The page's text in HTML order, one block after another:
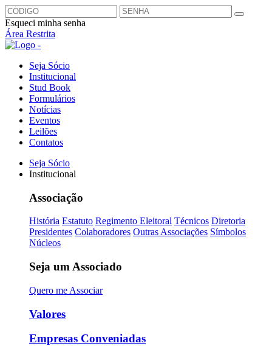
Esqueci minha senha
Área Restrita
Seja Sócio
Institucional
Stud Book
Formulários
Notícias
Eventos
Leilões
Contatos
Seja Sócio
Institucional
Associação
História Estatuto Regimento Eleitoral Técnicos Diretoria
Presidentes Colaboradores Outras Associações Símbolos
Núcleos
Seja um Associado
Quero me Associar
Valores
Empresas Conveniadas